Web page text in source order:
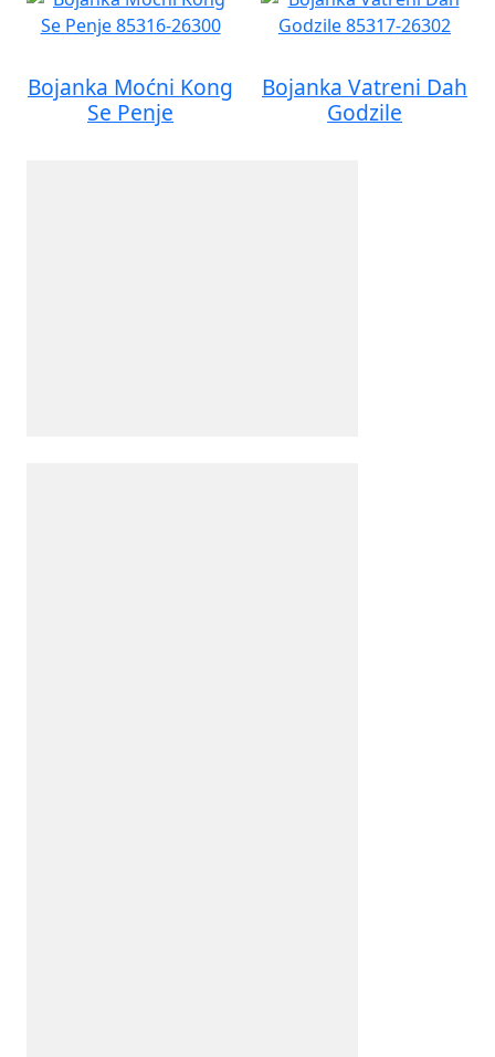
Bojanka Moćni Kong
Se Penje
Bojanka Vatreni Dah
Godzile